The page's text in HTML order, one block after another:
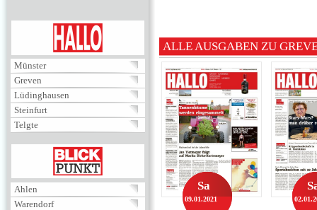
Münster
Greven
Lüdinghausen
Steinfurt
Telgte
BLICKPUNKT
Ahlen
Warendorf
ALLE AUSGABEN ZU
Sa
09.01.2021